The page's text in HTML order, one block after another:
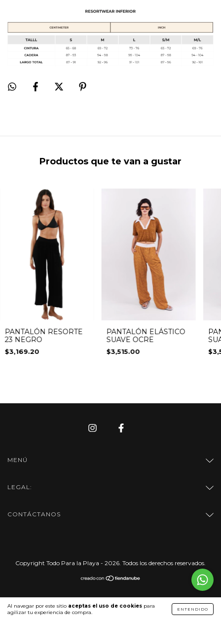
Al navegar por este sitio aceptas el uso de cookies para
agilizar tu experiencia de compra.
ENTENDIDO
Productos que te van a gustar
PANTALÓN RESORTE
23 NEGRO
$3,169.20
PANTALÓN ELÁSTICO
SUAVE OCRE
$3,515.00
MENÚ
LEGAL:
CONTÁCTANOS
Copyright Todo Para la Playa - 2026. Todos los derechos reservados.